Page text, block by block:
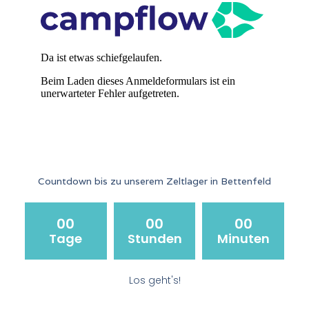
Countdown bis zu unserem Zeltlager in Bettenfeld
00
Tage
00
Stunden
00
Minuten
Los geht's!